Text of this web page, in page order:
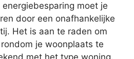
moet je
door een onafhankelijke
Het is aan te raden om
je woonplaats te